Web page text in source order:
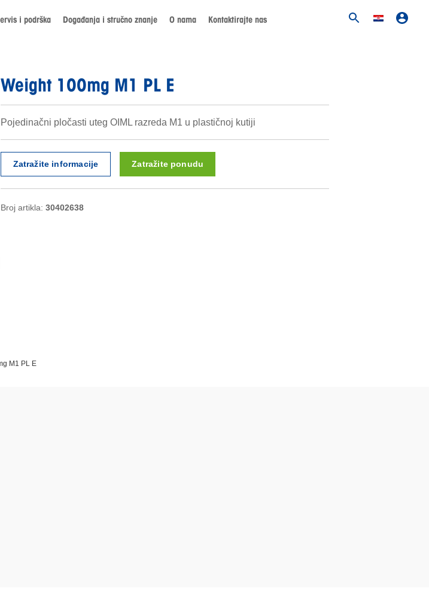
i podrška Događanja i stručno znanje O nama Kontaktirajte nas
Weight 100mg M1 PL E
Pojedinačni pločasti uteg OIML razreda M1 u plastičnoj kutiji
Zatražite informacije Zatražite ponudu
Broj artikla: 30402638
M1 PL E